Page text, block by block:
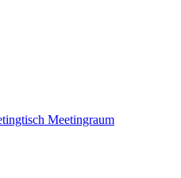
Meetingraum